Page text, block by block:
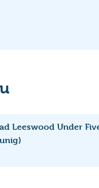
Leeswood Under